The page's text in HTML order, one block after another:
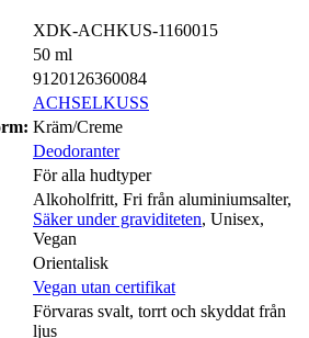
XDK-ACHKUS-1160015
50 ml
9120126360084
ACHSELKUSS
Kräm/Creme
Deodoranter
För alla hudtyper
Alkoholfritt, Fri från aluminiumsalter,
Säker under graviditeten, Unisex,
Vegan
Orientalisk
Vegan utan certifikat
Förvaras svalt, torrt och skyddat från
ljus